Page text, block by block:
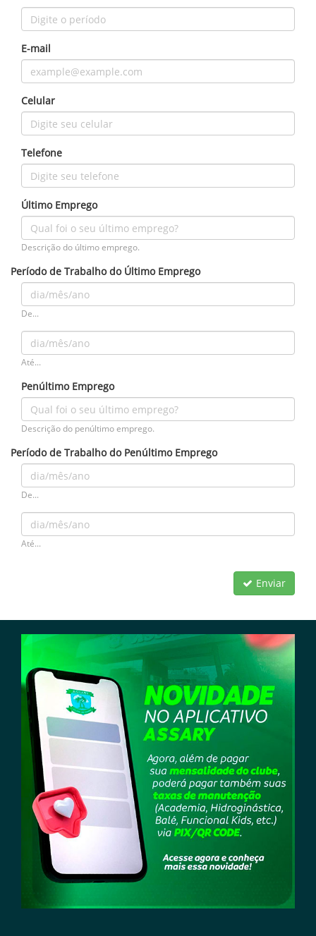
E-mail
Celular
Telefone
Último Emprego
Descrição do último emprego.
Período de Trabalho do Último Emprego
De...
Até...
Penúltimo Emprego
Descrição do penúltimo emprego.
Período de Trabalho do Penúltimo Emprego
De...
Até...
Enviar